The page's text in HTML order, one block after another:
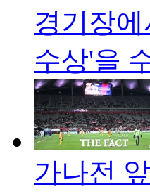
경기장
수상'을
가나전